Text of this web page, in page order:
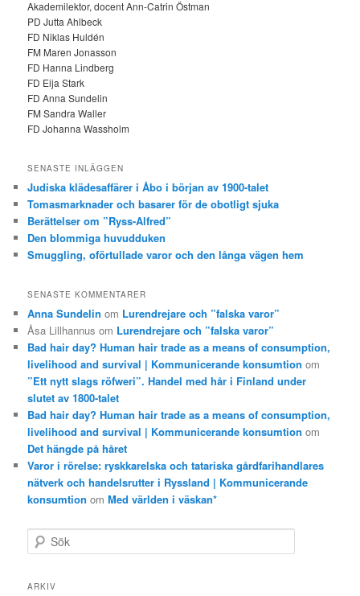
Akademilektor, docent Ann-Catrin Östman
PD Jutta Ahlbeck
FD Niklas Huldén
FM Maren Jonasson
FD Hanna Lindberg
FD Eija Stark
FD Anna Sundelin
FM Sandra Waller
FD Johanna Wassholm
SENASTE INLÄGGEN
Judiska klädesaffärer i Åbo i början av 1900-talet
Tomasmarknader och basarer för de obotligt sjuka
Berättelser om ”Ryss-Alfred”
Den blommiga huvudduken
Smuggling, oförtullade varor och den långa vägen hem
SENASTE KOMMENTARER
Anna Sundelin om Lurendrejare och ”falska varor”
Åsa Lillhannus om Lurendrejare och ”falska varor”
Bad hair day? Human hair trade as a means of consumption,
livelihood and survival | Kommunicerande konsumtion om
”Ett nytt slags röfweri”. Handel med hår i Finland under
slutet av 1800-talet
Bad hair day? Human hair trade as a means of consumption,
livelihood and survival | Kommunicerande konsumtion om
Det hängde på håret
Varor i rörelse: ryskkarelska och tatariska gårdfarihandlares
nätverk och handelsrutter i Ryssland | Kommunicerande
konsumtion omMed världen i väskan*
ö
ARKIV